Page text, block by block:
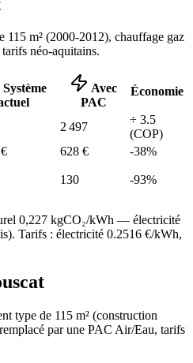
115 m² (2000-2012), chauffage gaz
tarifs néo-aquitains.
Système
Avec
PAC
Économie
2 497
÷ 3.5
(COP)
€ 628 € -38%
130 -93%
0,227 kgCO₂/kWh — électricité
Tarifs : électricité 0.2516 €/kWh,
type de 115 m² (construction
remplacé par une PAC Air/Eau, tarifs